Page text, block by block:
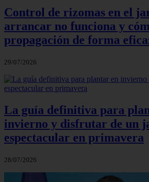
Control de rizomas en el
arrancar no funciona y
propagación de forma
29/07/2026
La guía definitiva para
invierno y disfrutar de un
espectacular en primavera
28/07/2026